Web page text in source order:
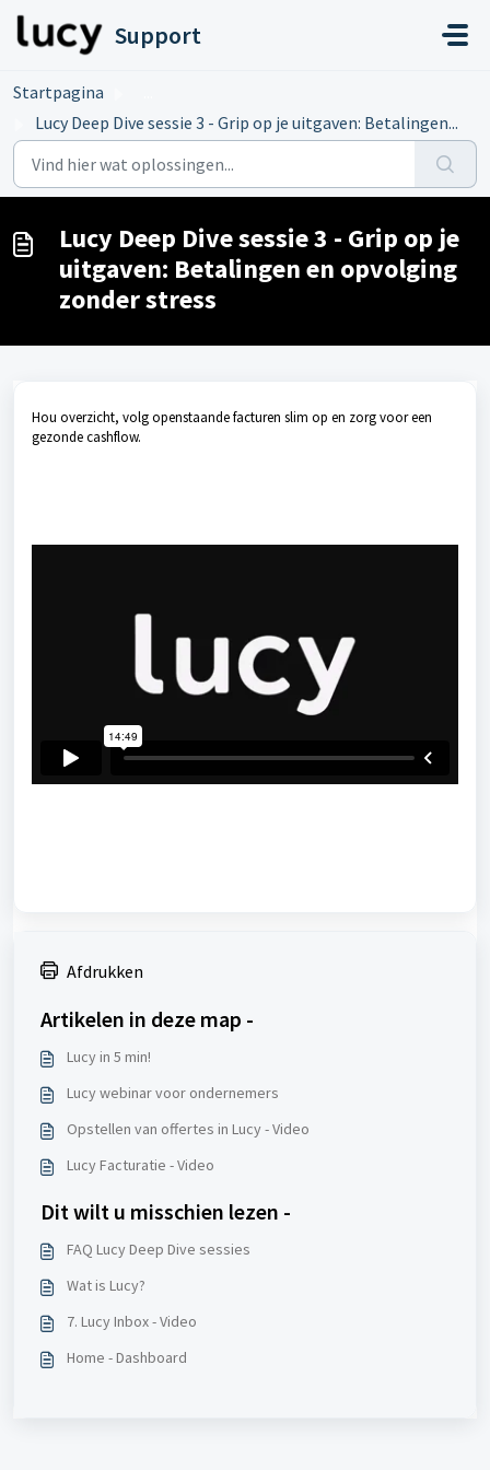
Support
Startpagina
Lucy Deep Dive sessie 3 - Grip op je uitgaven: Betalingen...
Lucy Deep Dive sessie 3 - Grip op je
uitgaven: Betalingen en opvolging
zonder stress
Hou overzicht, volg openstaande facturen slim op en zorg voor een
gezonde cashflow.
Afdrukken
Artikelen in deze map -
Lucy in 5 min!
Lucy webinar voor ondernemers
Opstellen van offertes in Lucy - Video
Lucy Facturatie - Video
Dit wilt u misschien lezen -
FAQ Lucy Deep Dive sessies
Wat is Lucy?
7. Lucy Inbox - Video
Home - Dashboard